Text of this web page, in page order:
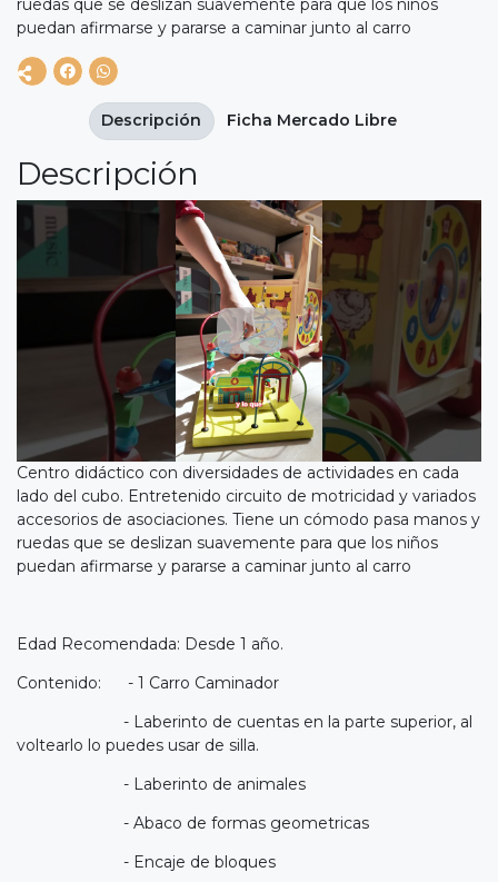
ruedas que se deslizan suavemente para que los niños
puedan afirmarse y pararse a caminar junto al carro
Descripción
Centro didáctico con diversidades de actividades en cada
lado del cubo. Entretenido circuito de motricidad y variados
accesorios de asociaciones. Tiene un cómodo pasa manos y
ruedas que se deslizan suavemente para que los niños
puedan afirmarse y pararse a caminar junto al carro
Edad Recomendada: Desde 1 año.
Contenido: - 1 Carro Caminador
- Laberinto de cuentas en la parte superior, al
voltearlo lo puedes usar de silla.
- Laberinto de animales
- Abaco de formas geometricas
- Encaje de bloques
Descripción Ficha Mercado Libre